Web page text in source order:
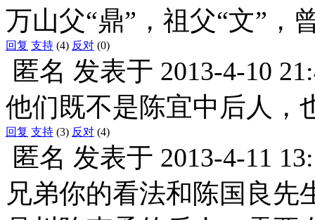
万山父“鼎”，祖父“文”，
回复 支持 (4) 反对 (0)
匿名 发表于 2013-4-10
他们既不是陈宜中后人，
回复 支持 (3) 反对 (4)
匿名 发表于 2013-4-11
兄弟你的看法和陈国良